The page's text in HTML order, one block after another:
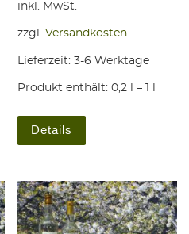
inkl. MwSt.
zzgl.Versandkosten
Lieferzeit:3-6 Werktage
Produkt enthält: 0,2 – 1
Details